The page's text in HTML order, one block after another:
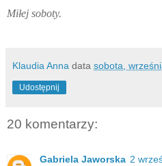
Miłej soboty.
Klaudia Anna data sobota,
Udostępnij
20 komentarzy:
Gabriela Jaworska 2